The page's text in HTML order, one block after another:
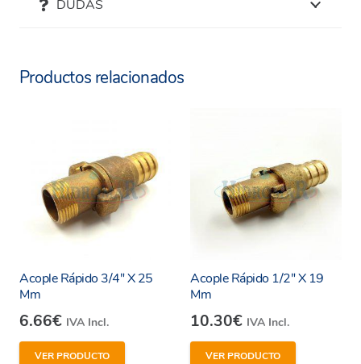
DUDAS
Productos relacionados
Acople Rápido 3/4″ X 25
Mm
6.66€ IVA Incl.
VER PRODUCTO
Acople Rápido 1/2″ X 19
Mm
10.30€ IVA Incl.
VER PRODUCTO